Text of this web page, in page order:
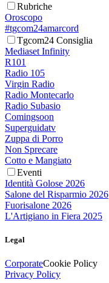
Rubriche
Oroscopo
#tgcom24amarcord
Tgcom24 Consiglia
Mediaset Infinity
R101
Radio 105
Virgin Radio
Radio Montecarlo
Radio Subasio
Comingsoon
Superguidatv
Zuppa di Porro
Non Sprecare
Cotto e Mangiato
Eventi
Identità Golose 2026
Salone del Risparmio 2026
Fuorisalone 2026
L'Artigiano in Fiera 2025
Legal
CorporateCookie Policy
Privacy Policy